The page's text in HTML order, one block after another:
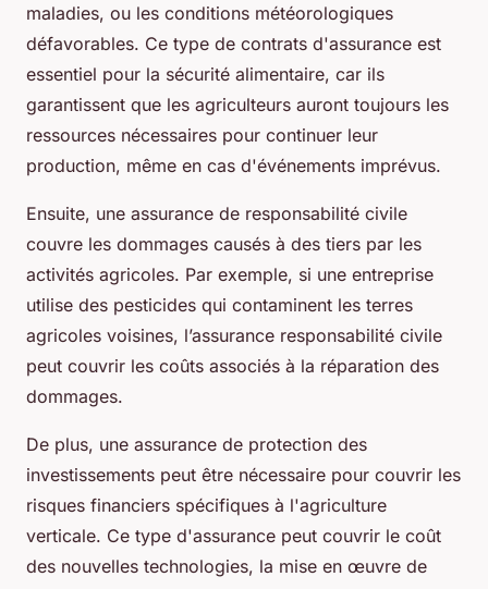
maladies, ou les conditions météorologiques
défavorables. Ce type de contrats d'assurance est
essentiel pour la sécurité alimentaire, car ils
garantissent que les agriculteurs auront toujours les
ressources nécessaires pour continuer leur
production, même en cas d'événements imprévus.
Ensuite, une assurance de responsabilité civile
couvre les dommages causés à des tiers par les
activités agricoles. Par exemple, si une entreprise
utilise des pesticides qui contaminent les terres
agricoles voisines, l’assurance responsabilité civile
peut couvrir les coûts associés à la réparation des
dommages.
De plus, une assurance de protection des
investissements peut être nécessaire pour couvrir les
risques financiers spécifiques à l'agriculture
verticale. Ce type d'assurance peut couvrir le coût
des nouvelles technologies, la mise en œuvre de